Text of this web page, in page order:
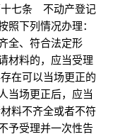
七条 不动产登记
下列情况办理：
全、符合法定形
材料的，应当受理
可以当场更正的
当场更正后，应当
料不齐全或者不符
予受理并一次性告